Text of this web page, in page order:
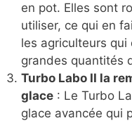
en pot. Elles sont
utiliser, ce qui en
les agriculteurs
grandes quantités
Turbo Labo II la
glace : Le Turbo
glace avancée qui